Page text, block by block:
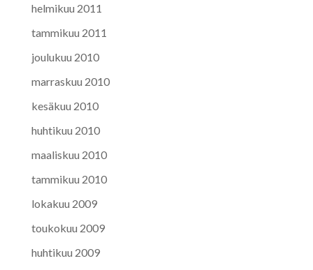
helmikuu 2011
tammikuu 2011
joulukuu 2010
marraskuu 2010
kesäkuu 2010
huhtikuu 2010
maaliskuu 2010
tammikuu 2010
lokakuu 2009
toukokuu 2009
huhtikuu 2009